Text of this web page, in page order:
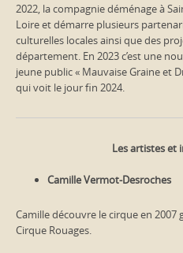
2022, la compagnie déménage à
Loire et démarre plusieurs
culturelles locales ainsi que des
département. En 2023 c’est une
jeune public « Mauvaise Graine et
qui voit le jour fin 2024.
Les artistes et
Camille Vermot-Desroches
Camille découvre le cirque en 2007
Cirque Rouages.